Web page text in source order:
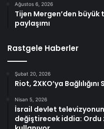
Ağustos 6, 2026
Tijen Mergen’den büyük
paylaşımı
Rastgele Haberler
Şubat 20, 2026
Riot, 2XKO’ya
Nisan 5, 2026
İsrail devlet
değiştirecek iddia: Ordu